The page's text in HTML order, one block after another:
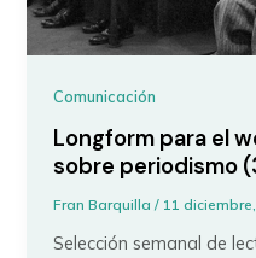
Comunicación
Longform para el
sobre periodismo
Fran Barquilla/ 11
Selección semanal de